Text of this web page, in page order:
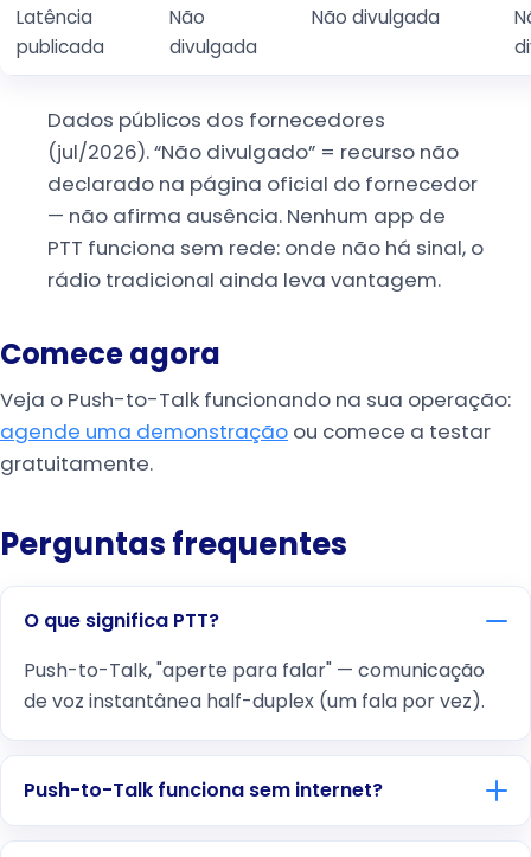
Latência
publicada
Não
divulgada
Não divulgada
Dados públicos dos fornecedores
(jul/2026). “Não divulgado” = recurso não
declarado na página oficial do fornecedor
— não afirma ausência. Nenhum app de
PTT funciona sem rede: onde não há sinal, o
rádio tradicional ainda leva vantagem.
Comece agora
Veja o Push-to-Talk funcionando na sua operação:
agende uma demonstração ou comece a testar
gratuitamente.
Perguntas frequentes
O que significa PTT?
Push-to-Talk, "aperte para falar" — comunicação
de voz instantânea half-duplex (um fala por vez).
Push-to-Talk funciona sem internet?